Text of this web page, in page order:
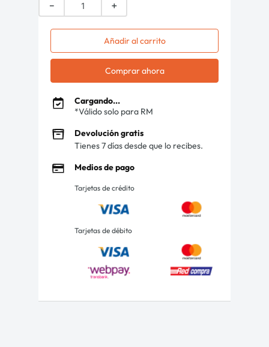
＋
－
Añadir al carrito
Comprar ahora
Cargando...
*Válido solo para RM
Devolución gratis
Tienes 7 días desde que lo recibes.
Medios de pago
Tarjetas de crédito
Tarjetas de débito